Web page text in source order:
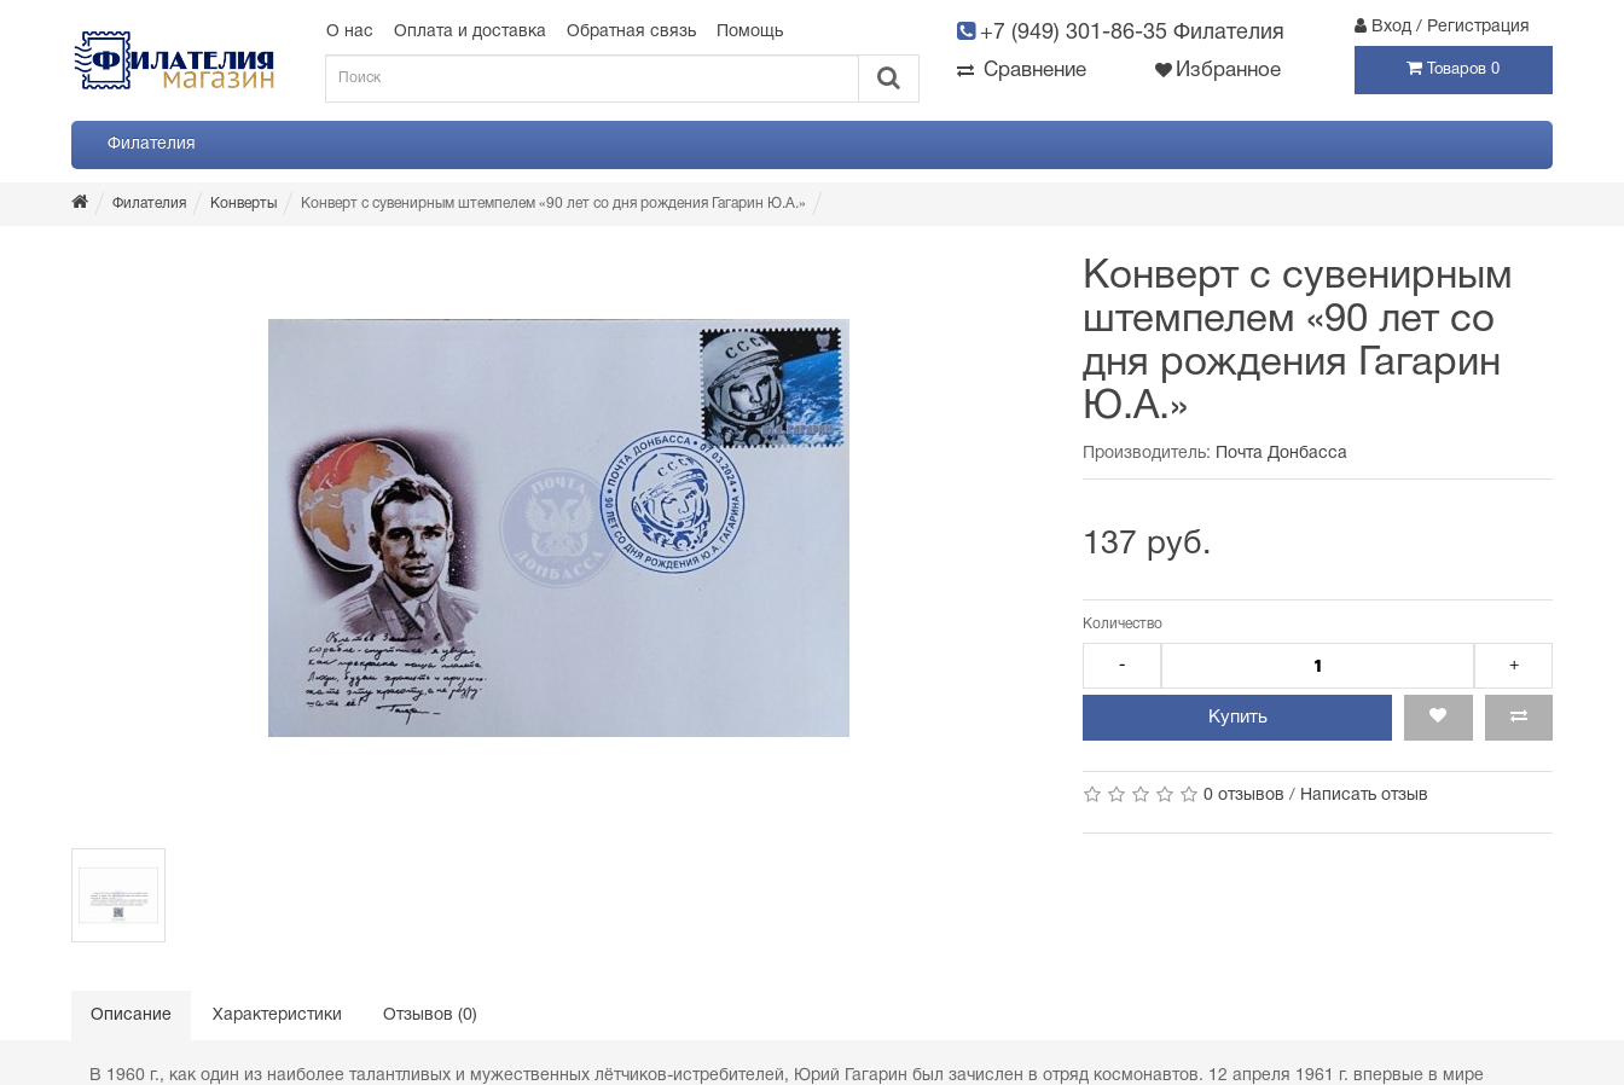
О нас Оплата и доставка Обратная связь Помощь +7 (949) 301-86-35 Филателия Вход / Регистрация
Сравнение Избранное Товаров 0
Филателия
Филателия Конверты Конверт с сувенирным штемпелем «90 лет со дня рождения Гагарин Ю.А.»
Конверт с сувенирным
штемпелем «90 лет со
дня рождения Гагарин
Ю.А.»
Производитель: Почта Донбасса
137 руб.
Количество
- +
Купить
0 отзывов / Написать отзыв
Описание Характеристики Отзывов (0)
В 1960 г., как один из наиболее талантливых и мужественных лётчиков-истребителей, Юрий Гагарин был зачислен в отряд космонавтов. 12 апреля 1961 г. впервые в мире